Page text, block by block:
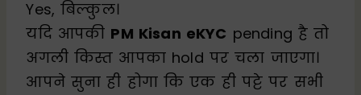
Yes, बिल्कुल।
यदि आपकी PM Kisan eKYC pending है तो
अगली किस्त आपका hold पर चला जाएगा।
आपने सुना ही होगा कि एक ही पट्टे पर सभी